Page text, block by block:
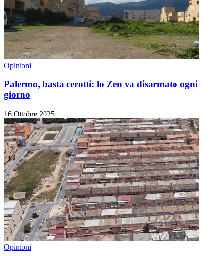
Opinioni
Palermo, basta cerotti: lo Zen va disarmato ogni
giorno
16 Ottobre 2025
Opinioni